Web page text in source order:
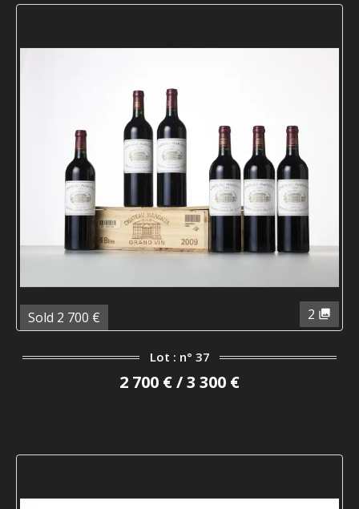
2
Sold 2 700 €
Lot : n° 37
2 700 € / 3 300 €